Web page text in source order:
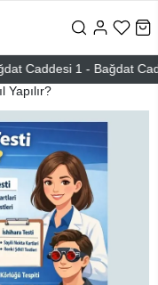
Caddesi 1 - Bağdat
Yapılır?